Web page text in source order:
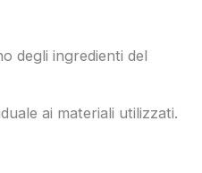
degli ingredienti del
ai materiali utilizzati.